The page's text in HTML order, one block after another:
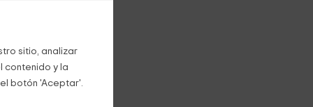
sitio, analizar
contenido y la
botón 'Aceptar'.
y el